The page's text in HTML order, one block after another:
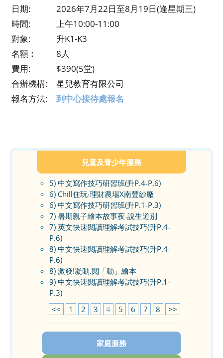
日期:
2026年7月22日至8月19日(逢星期三)
時間:
上午10:00-11:00
對象:
升K1-K3
名額︰
8人
費用:
$390(5堂)
合辦機構:
星兒教育有限公司
報名方法:
到中心接待處報名
兒童及青少年服務
5) 中文寫作技巧研習班(升P.4-P.6)
6) Chill住玩‧理財農場X南豐紗廠
6) 中文寫作技巧研習班(升P.1-P.3)
7) 暑期親子繪本故事夜-說生道別
7) 英文快速閱讀理解考試技巧(升P.4-
P.6)
8) 中文快速閱讀理解考試技巧(升P.4-
P.6)
8) 激發!凝動.閱「動」繪本
9) 中文快速閱讀理解考試技巧(升P.1-
P.3)
<<
1 2 3 4 5 6 7 8 >>
家庭服務